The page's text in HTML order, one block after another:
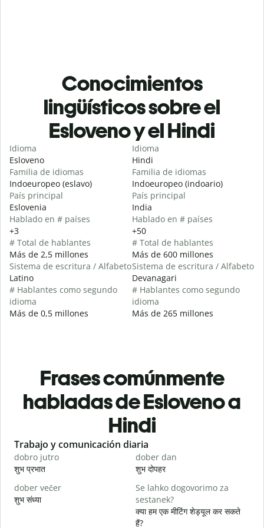
Conocimientos
lingüísticos sobre el
Esloveno y el Hindi
Idioma
Esloveno
Familia de idiomas
Indoeuropeo (eslavo)
País principal
Eslovenia
Hablado en # países
+3
# Total de hablantes
Más de 2,5 millones
Sistema de escritura / Alfabeto
Latino
# Hablantes como segundo
idioma
Más de 0,5 millones
Idioma
Hindi
Familia de idiomas
Indoeuropeo (indoario)
País principal
India
Hablado en # países
+50
# Total de hablantes
Más de 600 millones
Sistema de escritura / Alfabeto
Devanagari
# Hablantes como segundo
idioma
Más de 265 millones
Frases comúnmente
habladas de Esloveno a
Hindi
Slide 1 of 6
Trabajo y comunicación diaria
dobro jutro
शुभ प्रभात
dober dan
शुभ दोपहर
dober večer
शुभ संध्या
Se lahko dogovorimo za
sestanek?
क्या हम एक मीटिंग शेड्यूल कर सकते
हैं?